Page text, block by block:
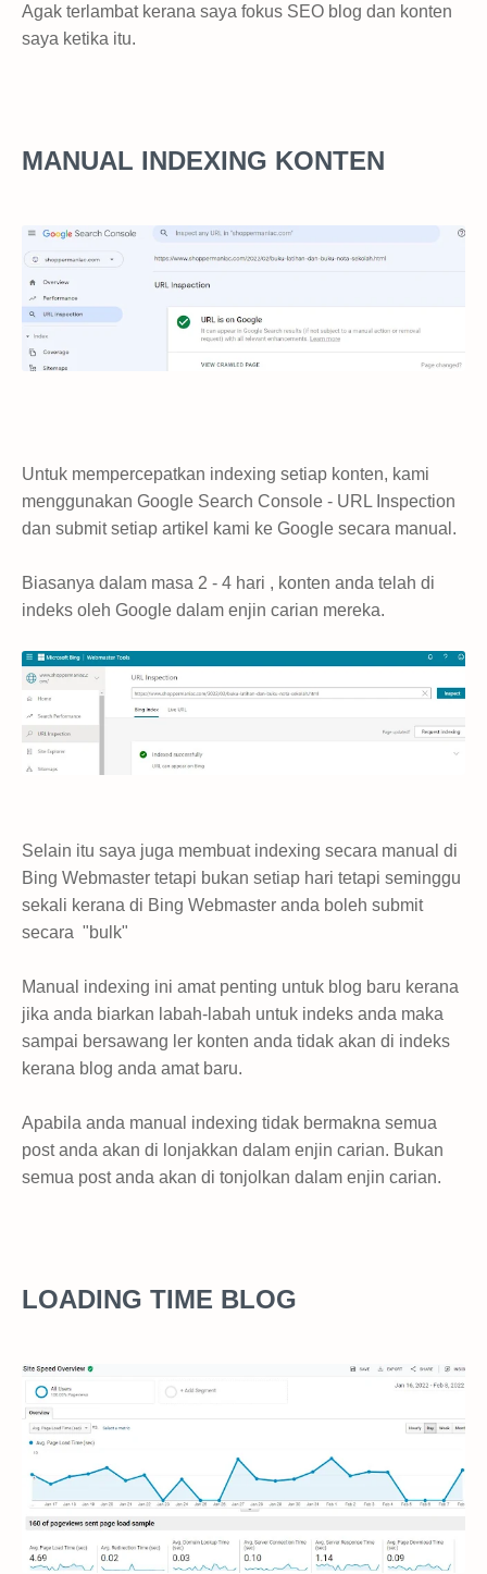
Agak terlambat kerana saya fokus SEO blog dan konten
saya ketika itu.
MANUAL INDEXING KONTEN
Untuk mempercepatkan indexing setiap konten, kami
menggunakan Google Search Console - URL Inspection
dan submit setiap artikel kami ke Google secara manual.
Biasanya dalam masa 2 - 4 hari , konten anda telah di
indeks oleh Google dalam enjin carian mereka.
Selain itu saya juga membuat indexing secara manual di
Bing Webmaster tetapi bukan setiap hari tetapi seminggu
sekali kerana di Bing Webmaster anda boleh submit
secara "bulk"
Manual indexing ini amat penting untuk blog baru kerana
jika anda biarkan labah-labah untuk indeks anda maka
sampai bersawang ler konten anda tidak akan di indeks
kerana blog anda amat baru.
Apabila anda manual indexing tidak bermakna semua
post anda akan di lonjakkan dalam enjin carian. Bukan
semua post anda akan di tonjolkan dalam enjin carian.
LOADING TIME BLOG